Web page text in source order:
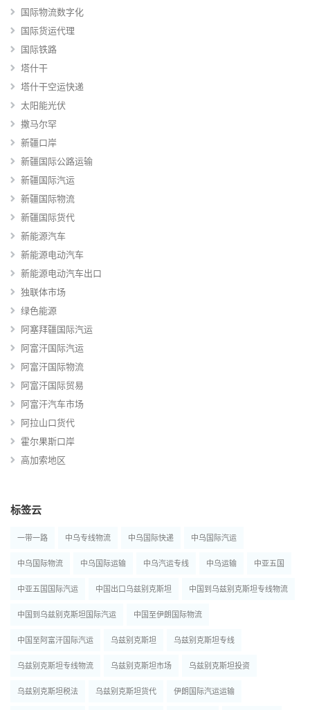
国际物流数字化
国际货运代理
国际铁路
塔什干
塔什干空运快递
太阳能光伏
撒马尔罕
新疆口岸
新疆国际公路运输
新疆国际汽运
新疆国际物流
新疆国际货代
新能源汽车
新能源电动汽车
新能源电动汽车出口
独联体市场
绿色能源
阿塞拜疆国际汽运
阿富汗国际汽运
阿富汗国际物流
阿富汗国际贸易
阿富汗汽车市场
阿拉山口货代
霍尔果斯口岸
高加索地区
标签云
一带一路 中乌专线物流 中乌国际快递 中乌国际汽运
中乌国际物流 中乌国际运输 中乌汽运专线 中乌运输 中亚五国
中亚五国国际汽运 中国出口乌兹别克斯坦 中国到乌兹别克斯坦专线物流
中国到乌兹别克斯坦国际汽运 中国至伊朗国际物流
中国至阿富汗国际汽运 乌兹别克斯坦 乌兹别克斯坦专线
乌兹别克斯坦专线物流 乌兹别克斯坦市场 乌兹别克斯坦投资
乌兹别克斯坦税法 乌兹别克斯坦货代 伊朗国际汽运运输